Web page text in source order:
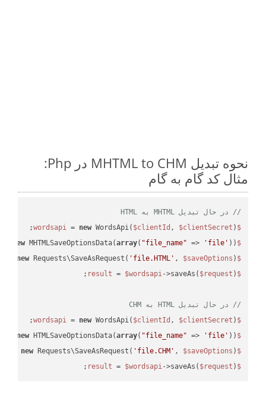
نحوه تبدیل MHTML to CHM در Php:
مثال کد گام به گام
// در حال تبدیل MHTML به HTML
$wordsapi
= new WordsApi( $clientId , $clientSecret );
$saveOptions
new MHTMLSaveOptionsData(array( "file_name" => 'file' ));
$request
new Requests\SaveAsRequest( 'file.HTML' , $saveOptions );
$result
= $wordsapi->saveAs( $request
// در حال تبدیل HTML به CHM
$wordsapi
= new WordsApi( $clientId , $clientSecret );
$saveOptions
new HTMLSaveOptionsData(array( "file_name" => 'file' ));
$request
new Requests\SaveAsRequest( 'file.CHM' , $saveOptions );
$result
= $wordsapi->saveAs( $request );